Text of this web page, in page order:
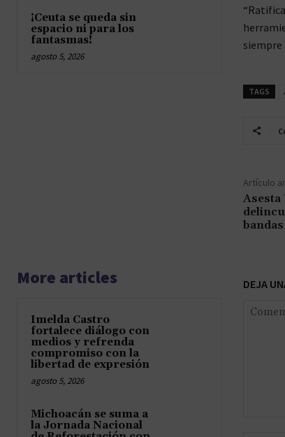
¡Ceuta se queda sin
espacio ni para los
fantasmas!
agosto 5, 2026
siempre
TAGS
Artículo
Asesta
More articles
Imelda Castro
fortalece diálogo con
medios y refrenda
compromiso con la
libertad de expresión
agosto 5, 2026
Michoacán se suma a
la Jornada Nacional
DEJA